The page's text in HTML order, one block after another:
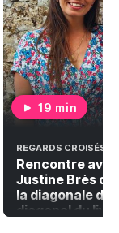
19 min
REGARDS CROISÉS
Rencontre
Justine Brès
la diagonale du
diagonal du